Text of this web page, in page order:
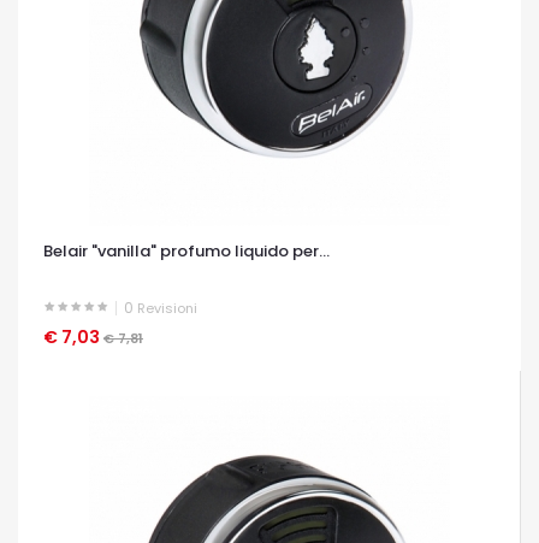
Belair "vanilla" profumo liquido per...
0 Revisioni
€ 7,03 € 7,81
OCCHIATA VELOCE